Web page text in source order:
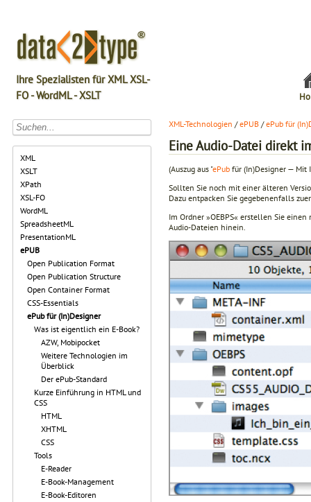
Ihre Spezialisten für XML XSL-
FO - WordML - XSLT
XML
XSLT
XPath
XSL-FO
WordML
SpreadsheetML
PresentationML
ePUB
Open Publication Format
Open Publication Structure
Open Container Format
CSS-Essentials
ePub für (In)Designer
Was ist eigentlich ein E-Book?
AZW, Mobipocket
Weitere Technologien im
Überblick
Der ePub-Standard
Kurze Einführung in HTML und
CSS
HTML
XHTML
CSS
Tools
E-Reader
E-Book-Management
E-Book-Editoren
XML-Technologien /ePUB /ePub für
Eine Audio-Datei direkt
(Auszug aus "ePub für (In)Designer — Mit
Sollten Sie noch mit einer älteren
Dazu entpacken Sie gegebenenfalls
Im Ordner »OEBPS« erstellen Sie
Audio-Dateien hinein.